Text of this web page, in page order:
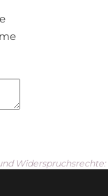
Widerspruchsrechte: